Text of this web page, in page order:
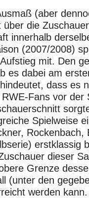
(aber
die
innerhalb
(2007/2008)
mit. Den
es dabei am
dass es
Fans vor der
Spielweise
Rockenbach,
erstklassig
dieser
Grenze
(unter den
werden kann.